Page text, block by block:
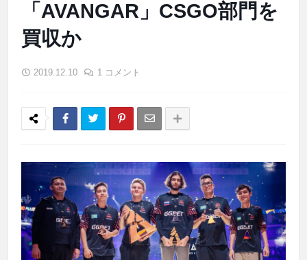
「AVANGAR」CSGO部門を
買収か
2019.12.10 1 コメント